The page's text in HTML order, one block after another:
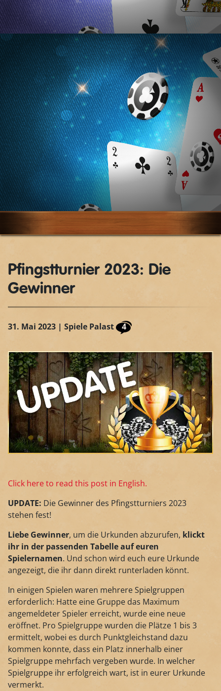
Pfingstturnier 2023: Die
Gewinner
31. Mai 2023 | Spiele Palast 4
Click here to read this post in English.
UPDATE: Die Gewinner des Pfingstturniers 2023
stehen fest!
Liebe Gewinner, um die Urkunden abzurufen, klickt
ihr in der passenden Tabelle auf euren
Spielernamen. Und schon wird euch eure Urkunde
angezeigt, die ihr dann direkt runterladen könnt.
In einigen Spielen waren mehrere Spielgruppen
erforderlich: Hatte eine Gruppe das Maximum
angemeldeter Spieler erreicht, wurde eine neue
eröffnet. Pro Spielgruppe wurden die Plätze 1 bis 3
ermittelt, wobei es durch Punktgleichstand dazu
kommen konnte, dass ein Platz innerhalb einer
Spielgruppe mehrfach vergeben wurde. In welcher
Spielgruppe ihr erfolgreich wart, ist in eurer Urkunde
vermerkt.